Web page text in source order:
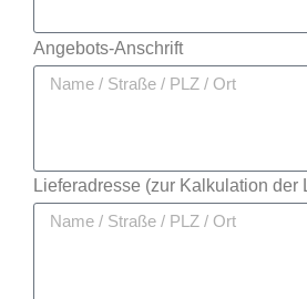
Angebots-Anschrift
Lieferadresse (zur Kalkulation der